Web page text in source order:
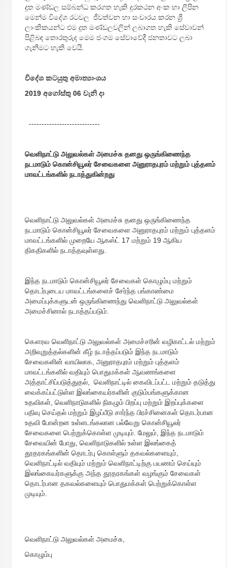
දූත මණ්ඩල සම්බන්ධ කරගත හැකි දුරකථන අංක හා ලිපින
මෙන්ම විදේශ රටවල ජීවත්වන හා සංචාරය කරන ශ්‍රී
ලාංකිකයන්ට එම දූත මණ්ඩලවලින් ලබාගත හැකි සේවාවන්
පිළිබඳ තොරතුරුද මෙම ජංගම සේවාවේදී ජනතාවට ලබා
ගැනීමට හැකි වෙයි.
විදේශකටයුතු අමාත්‍යාංශය
2019 අගෝස්තු 06 වැනි දා
----------------------------
வெளிநாட்டு அலுவல்கள் அமைச்சு தனது ஒருங்கிணைந்த
நடமாடும் கொன்சியூலர் சேவைகளை அனுராதபுரம் மற்றும் புத்தளம்
மாவட்டங்களில் நடாத்துகின்றது
வெளிநாட்டு அலுவல்கள் அமைச்சு தனது ஒருங்கிணைந்த
நடமாடும் கொன்சியூலர் சேவைகளை அனுராதபுரம் மற்றும் புத்தளம்
மாவட்டங்களில் முறையே ஆகஸ்ட் 17 மற்றும் 19 ஆகிய
திகதிகளில் நடாத்தவுள்ளது.
இந்த நடமாடும் கொன்சியூலர் சேவைகள் கொழும்பு மற்றும்
தொடர்புடைய மாவட்டங்களைச் சேர்ந்த பங்காண்மை
அமைப்புக்களுடன் ஒருங்கிணைந்து வெளிநாட்டு அலுவல்கள்
அமைச்சினால் நடாத்தப்படும்.
கௌரவ வெளிநாட்டு அலுவல்கள் அமைச்சரின் வழிகாட்டல் மற்றும்
அறிவுறுத்தல்களின் கீழ் நடாத்தப்படும் இந்த நடமாடும்
சேவைகளின் வாயிலாக, அனுராதபுரம் மற்றும் புத்தளம்
மாவட்டங்களில் வதியும் பொதுமக்கள் ஆவணங்களை
அத்தாட்சிப்படுத்துதல், வெளிநாட்டில் கைவிடப்பட்ட மற்றும் தடுத்து
வைக்கப்பட்டுள்ள இலங்கையர்களின் குடும்பங்களுக்கான
உதவிகள், வெளிநாடுகளில் நிகழும் பிறப்பு மற்றும் இறப்புக்களை
பதிவு செய்தல் மற்றும் இழப்பீடு சார்ந்த பிரச்சினைகள் தொடர்பான
உதவி போன்றன உள்ளடங்கலான பல்வேறு கொன்சியூலர்
சேவைகளை பெற்றுக்கொள்ள முடியும். மேலும், இந்த நடமாடும்
சேவையின் போது, வெளிநாடுகளில் உள்ள இலங்கைத்
தூதரகங்களின் தொடர்பு கொள்ளும் தகவல்களையும்,
வெளிநாட்டில் வதியும் மற்றும் வெளிநாட்டிற்கு பயணம் செய்யும்
இலங்கையர்களுக்கு அந்த தூதரகங்கள் வழங்கும் சேவைகள்
தொடர்பான தகவல்களையும் பொதுமக்கள் பெற்றுக்கொள்ள
முடியும்.
வெளிநாட்டு அலுவல்கள் அமைச்சு,
கொழும்பு